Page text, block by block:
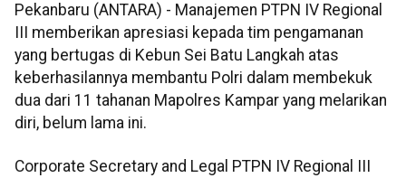
Pekanbaru (ANTARA) - Manajemen PTPN IV Regional
III memberikan apresiasi kepada tim pengamanan
yang bertugas di Kebun Sei Batu Langkah atas
keberhasilannya membantu Polri dalam membekuk
dua dari 11 tahanan Mapolres Kampar yang melarikan
diri, belum lama ini.
Corporate Secretary and Legal PTPN IV Regional III